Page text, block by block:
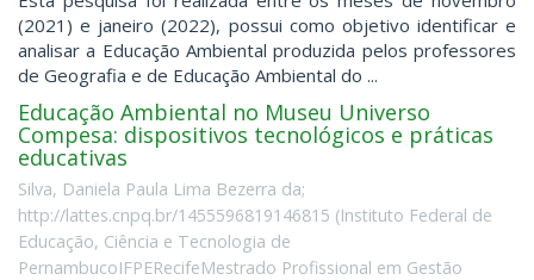
(2021) e janeiro (2022), possui como objetivo identificar e
analisar a Educação Ambiental produzida pelos professores
de Geografia e de Educação Ambiental do ...
Educação Ambiental no Museu Universo
Compesa: dispositivos tecnológicos e práticas
educativas
Silva, Daniela Paula Lima Bezerra da;
http://lattes.cnpq.br/1455596819146815 (Instituto Federal de
Educação, Ciência e Tecnologia de
PernambucoIFPERecifeMestrado Profissional em Gestão